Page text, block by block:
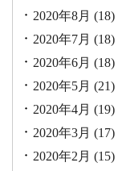
2020年8月 (18)
2020年7月 (18)
2020年6月 (18)
2020年5月 (21)
2020年4月 (19)
2020年3月 (17)
2020年2月 (15)